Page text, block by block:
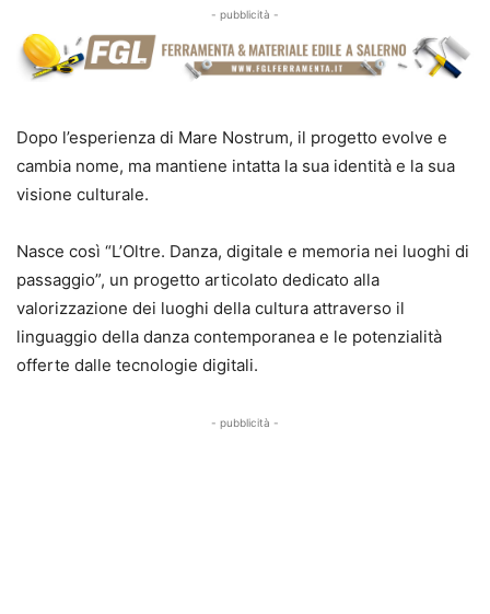
- pubblicità -
Dopo l’esperienza di Mare Nostrum, il progetto evolve e
cambia nome, ma mantiene intatta la sua identità e la sua
visione culturale.
Nasce così “L’Oltre. Danza, digitale e memoria nei luoghi di
passaggio”, un progetto articolato dedicato alla
valorizzazione dei luoghi della cultura attraverso il
linguaggio della danza contemporanea e le potenzialità
offerte dalle tecnologie digitali.
- pubblicità -